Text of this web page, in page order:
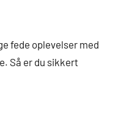
fede oplevelser med
Så er du sikkert